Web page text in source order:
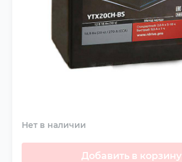
Нет в наличии
Добавить в корзину